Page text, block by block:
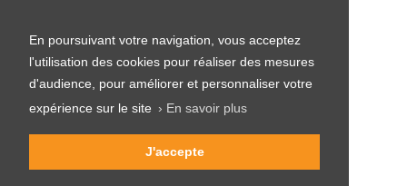
En poursuivant votre navigation, vous acceptez
l'utilisation des cookies pour réaliser des mesures
d'audience, pour améliorer et personnaliser votre
expérience sur le site › En savoir plus
J'accepte